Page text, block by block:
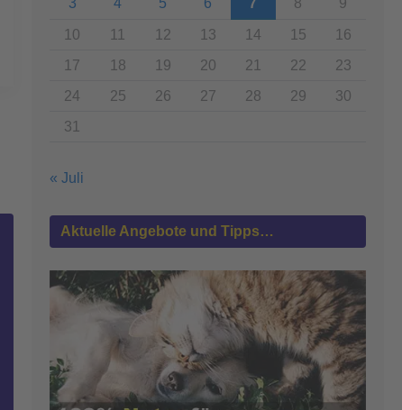
10 11 12 13 14 15
16
17
18 19 20 21 22
23
24
25 26 27 28 29
30
31
« Juli
Aktuelle Angebote und Tipps…